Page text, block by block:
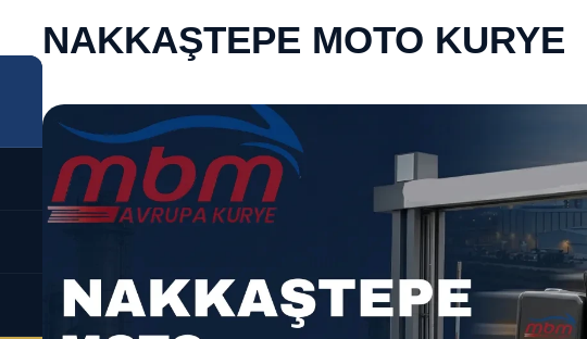
NAKKAŞTEPE MOTO KURYE